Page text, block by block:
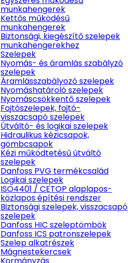
munkahengerek
Kettős működésű
munkahengerek
Biztonsági, kiegészítő szelepek
munkahengerekhez
Szelepek
Nyomás- és áramlás szabályzó
szelepek
Áramlásszabályozó szelepek
Nyomáshatároló szelepek
Nyomáscsökkentő szelepek
Fojtószelepek, fojtó-
visszacsapó szelepek
Útváltó- és logikai szelepek
Hidraulikus kézicsapok,
gömbcsapok
Kézi működtetésű útváltó
szelepek
Danfoss PVG termékcsalád
Logikai szelepek
ISO4401 / CETOP alaplapos-
közlapos építési rendszer
Biztonsági szelepek, visszacsapó
szelepek
Danfoss HIC szeleptömbök
Danfoss ICS patronszelepek
Szelep alkatrészek
Mágnestekercsek